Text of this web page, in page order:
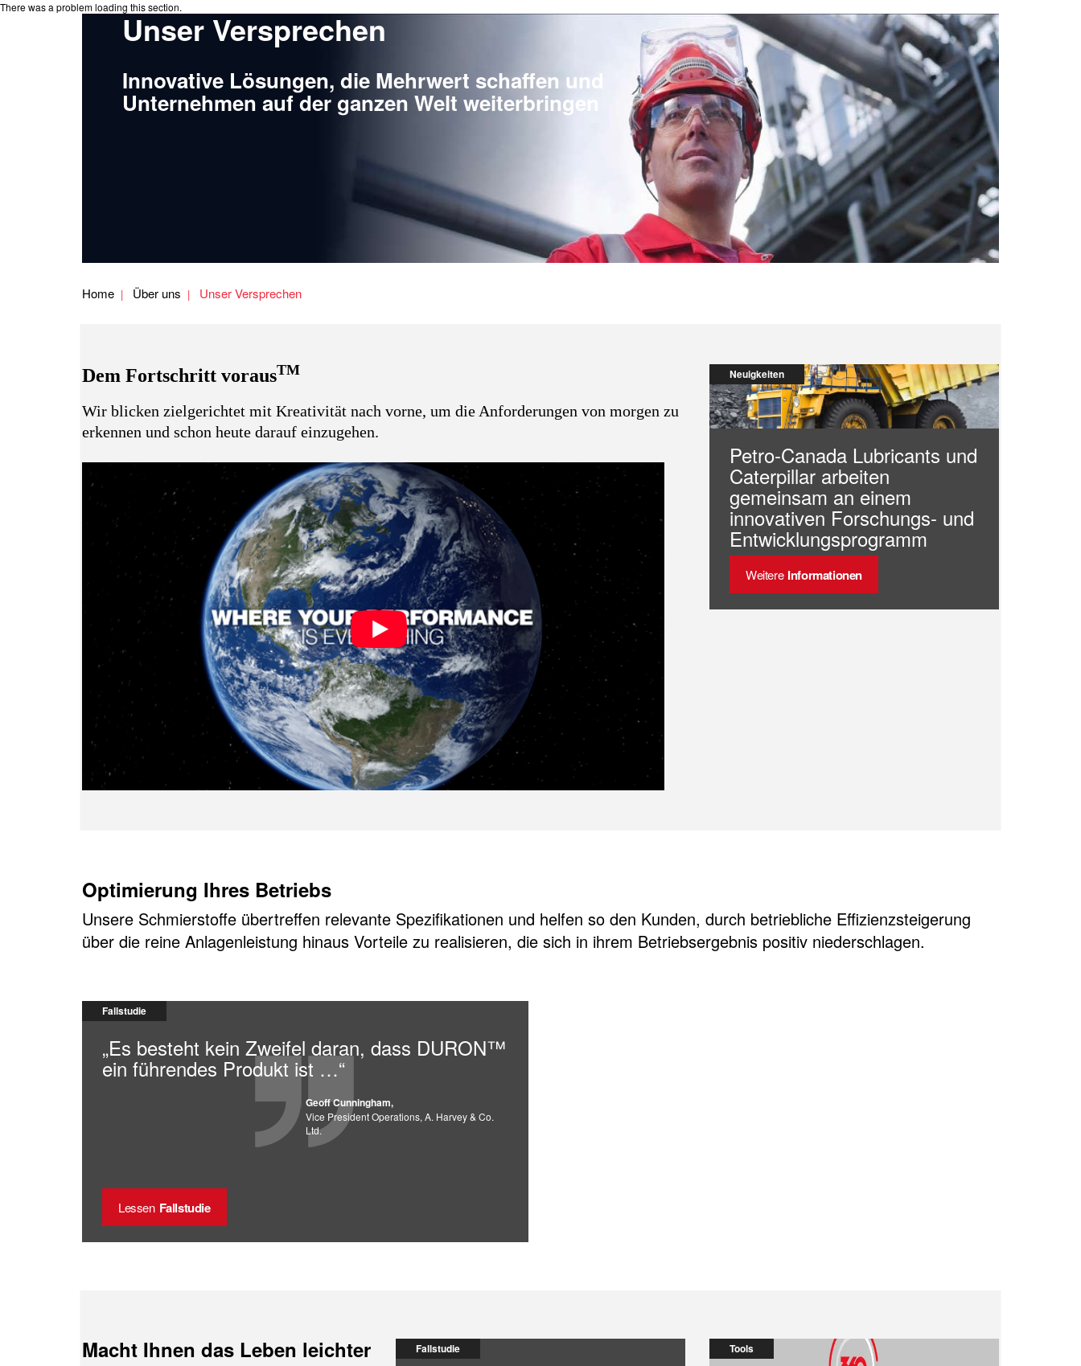
There was a problem loading this section.
Unser Versprechen
Innovative Lösungen, die Mehrwert schaffen und
Unternehmen auf der ganzen Welt weiterbringen
Home Über uns Unser Versprechen
Dem Fortschritt vorausTM
Wir blicken zielgerichtet mit Kreativität nach vorne, um die Anforderungen von morgen zu
erkennen und schon heute darauf einzugehen.
Neuigkeiten
Petro-Canada Lubricants und
Caterpillar arbeiten
gemeinsam an einem
innovativen Forschungs- und
Entwicklungsprogramm
Weitere Informationen
Optimierung Ihres Betriebs
Unsere Schmierstoffe übertreffen relevante Spezifikationen und helfen so den Kunden, durch betriebliche Effizienzsteigerung
über die reine Anlagenleistung hinaus Vorteile zu realisieren, die sich in ihrem Betriebsergebnis positiv niederschlagen.
Fallstudie
„Es besteht kein Zweifel daran, dass DURON™
ein führendes Produkt ist …“
Geoff Cunningham,
Vice President Operations, A. Harvey & Co.
Ltd.
Lessen Fallstudie
Macht Ihnen das Leben leichter Fallstudie Tools